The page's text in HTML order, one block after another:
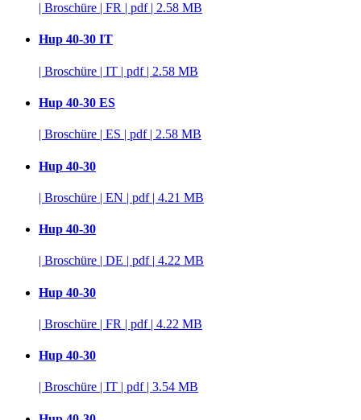
| Broschüre | FR | pdf | 2.58 MB
Hup 40-30 IT
| Broschüre | IT | pdf | 2.58 MB
Hup 40-30 ES
| Broschüre | ES | pdf | 2.58 MB
Hup 40-30
| Broschüre | EN | pdf | 4.21 MB
Hup 40-30
| Broschüre | DE | pdf | 4.22 MB
Hup 40-30
| Broschüre | FR | pdf | 4.22 MB
Hup 40-30
| Broschüre | IT | pdf | 3.54 MB